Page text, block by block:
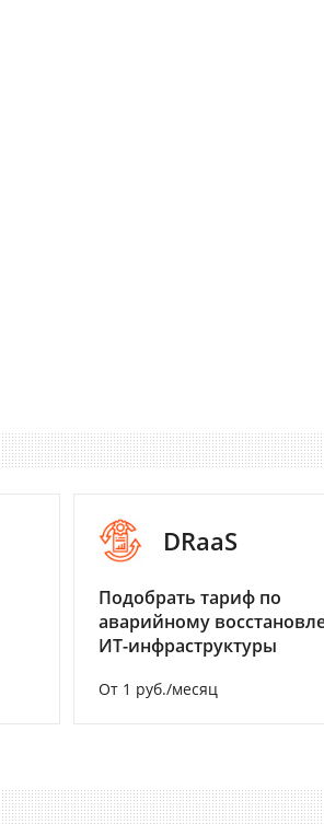
DRaaS
Подобрать тариф по
аварийному
ИТ-инфраструктуры
От 1 руб./месяц